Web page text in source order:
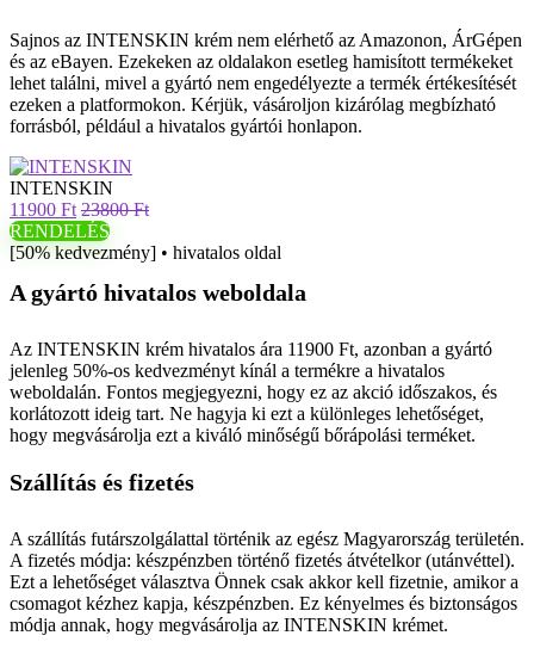
Sajnos az INTENSKIN krém nem elérhető az Amazonon, ÁrGépen
és az eBayen. Ezekeken az oldalakon esetleg hamisított termékeket
lehet találni, mivel a gyártó nem engedélyezte a termék értékesítését
ezeken a platformokon. Kérjük, vásároljon kizárólag megbízható
forrásból, például a hivatalos gyártói honlapon.
INTENSKIN
11900 Ft 23800 Ft
RENDELÉS
[50% kedvezmény] • hivatalos oldal
A gyártó hivatalos weboldala
Az INTENSKIN krém hivatalos ára 11900 Ft, azonban a gyártó
jelenleg 50%-os kedvezményt kínál a termékre a hivatalos
weboldalán. Fontos megjegyezni, hogy ez az akció időszakos, és
korlátozott ideig tart. Ne hagyja ki ezt a különleges lehetőséget,
hogy megvásárolja ezt a kiváló minőségű bőrápolási terméket.
Szállítás és fizetés
A szállítás futárszolgálattal történik az egész Magyarország területén.
A fizetés módja: készpénzben történő fizetés átvételkor (utánvéttel).
Ezt a lehetőséget választva Önnek csak akkor kell fizetnie, amikor a
csomagot kézhez kapja, készpénzben. Ez kényelmes és biztonságos
módja annak, hogy megvásárolja az INTENSKIN krémet.